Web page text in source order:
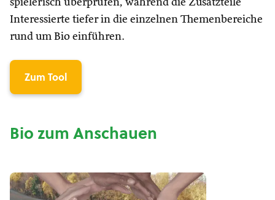
spielerisch überprüfen, während die Zusatzteile
Interessierte tiefer in die einzelnen Themenbereiche
rund um Bio einführen.
Zum Tool
Bio zum Anschauen